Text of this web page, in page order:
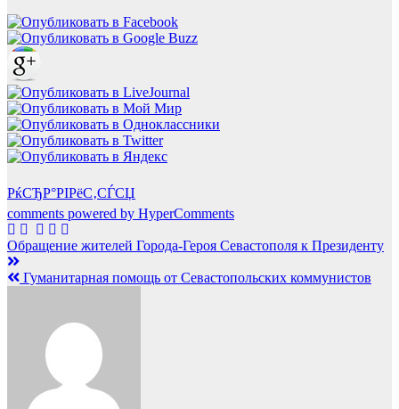
РќСЂР°РІРёС‚СЃСЏ
comments powered by HyperComments
Навигация
по
Обращение жителей Города-Героя Севастополя к Президенту
Гуманитарная помощь от Севастопольских коммунистов